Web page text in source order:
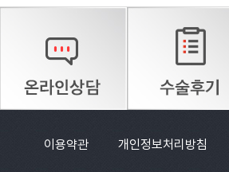
이용약관 개인정보처리방침